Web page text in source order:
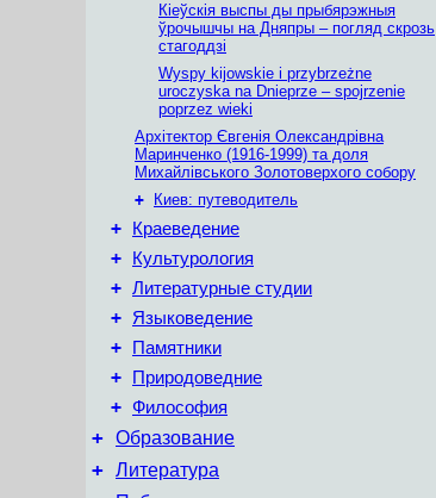
Кіеўскія выспы ды прыбярэжныя
ўрочышчы на Дняпры – погляд скрозь
стагоддзі
Wyspy kijowskie i przybrzeżne
uroczyska na Dnieprze – spojrzenie
poprzez wieki
Архітектор Євгенія Олександрівна
Маринченко (1916-1999) та доля
Михайлівського Золотоверхого собору
+
Киев: путеводитель
+ Краеведение
+ Культурология
+ Литературные студии
+ Языковедение
+ Памятники
+ Природоведние
+ Философия
+ Образование
+ Литература